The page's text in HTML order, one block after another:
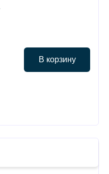
В корзину